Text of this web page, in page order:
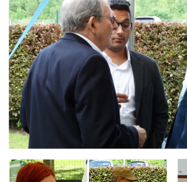
Branding
ARMCHAIR